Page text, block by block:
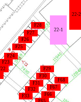
F28
F33
F32
F31
F30
F29
F27
F24
F23
F65
F66
F67
F25
F26
F68
22-1
22-2